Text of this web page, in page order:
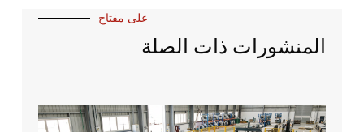
على مفتاح
المنشورات ذات الصلة